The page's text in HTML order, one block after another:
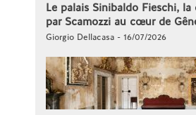
Le palais Sinibaldo Fieschi, la
par Scamozzi au cœur de
Giorgio Dellacasa - 16/07/2026